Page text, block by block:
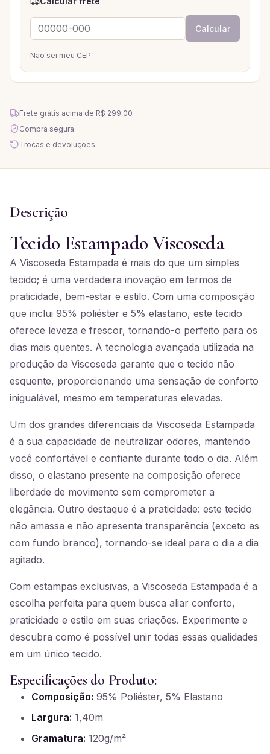
Calcular
Não sei meu CEP
Frete grátis acima de R$ 299,00
Compra segura
Trocas e devoluções
Descrição
Tecido Estampado Viscoseda
A Viscoseda Estampada é mais do que um simples
tecido; é uma verdadeira inovação em termos de
praticidade, bem-estar e estilo. Com uma composição
que inclui 95% poliéster e 5% elastano, este tecido
oferece leveza e frescor, tornando-o perfeito para os
dias mais quentes. A tecnologia avançada utilizada na
produção da Viscoseda garante que o tecido não
esquente, proporcionando uma sensação de conforto
inigualável, mesmo em temperaturas elevadas.
Um dos grandes diferenciais da Viscoseda Estampada
é a sua capacidade de neutralizar odores, mantendo
você confortável e confiante durante todo o dia. Além
disso, o elastano presente na composição oferece
liberdade de movimento sem comprometer a
elegância. Outro destaque é a praticidade: este tecido
não amassa e não apresenta transparência (exceto as
com fundo branco), tornando-se ideal para o dia a dia
agitado.
Com estampas exclusivas, a Viscoseda Estampada é a
escolha perfeita para quem busca aliar conforto,
praticidade e estilo em suas criações. Experimente e
descubra como é possível unir todas essas qualidades
em um único tecido.
Especificações do Produto:
Composição: 95% Poliéster, 5% Elastano
Largura: 1,40m
Gramatura: 120g/m²